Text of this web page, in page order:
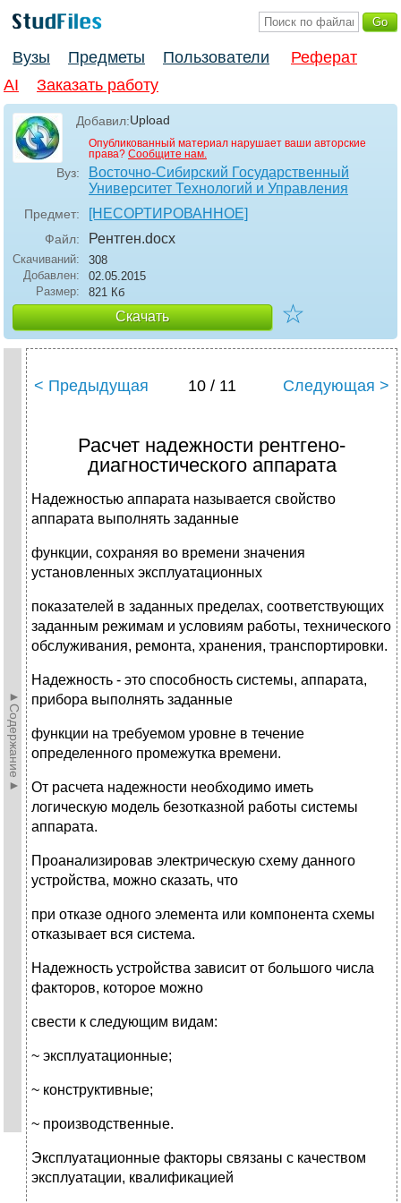
Вузы Предметы Пользователи
Реферат
AI
Заказать работу
Добавил:Upload
Опубликованный материал нарушает ваши авторские
права? Сообщите нам.
Вуз:
Восточно-Сибирский Государственный
Университет Технологий и Управления
Предмет: [НЕСОРТИРОВАННОЕ]
Файл: Рентген.docx
Скачиваний:
308
Добавлен:
02.05.2015
Размер:
821 Кб
Скачать ☆
►Содержание►
< Предыдущая 10 / 11 Следующая >
Расчет надежности рентгено-
диагностического аппарата
Надежностью аппарата называется свойство
аппарата выполнять заданные
функции, сохраняя во времени значения
установленных эксплуатационных
показателей в заданных пределах, соответствующих
заданным режимам и условиям работы, технического
обслуживания, ремонта, хранения, транспортировки.
Надежность - это способность системы, аппарата,
прибора выполнять заданные
функции на требуемом уровне в течение
определенного промежутка времени.
От расчета надежности необходимо иметь
логическую модель безотказной работы системы
аппарата.
Проанализировав электрическую схему данного
устройства, можно сказать, что
при отказе одного элемента или компонента схемы
отказывает вся система.
Надежность устройства зависит от большого числа
факторов, которое можно
свести к следующим видам:
~ эксплуатационные;
~ конструктивные;
~ производственные.
Эксплуатационные факторы связаны с качеством
эксплуатации, квалификацией